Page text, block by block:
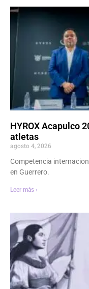
HYROX Acapulco
atletas
agosto 4, 2026
Competencia
en Guerrero.
Leer más ›